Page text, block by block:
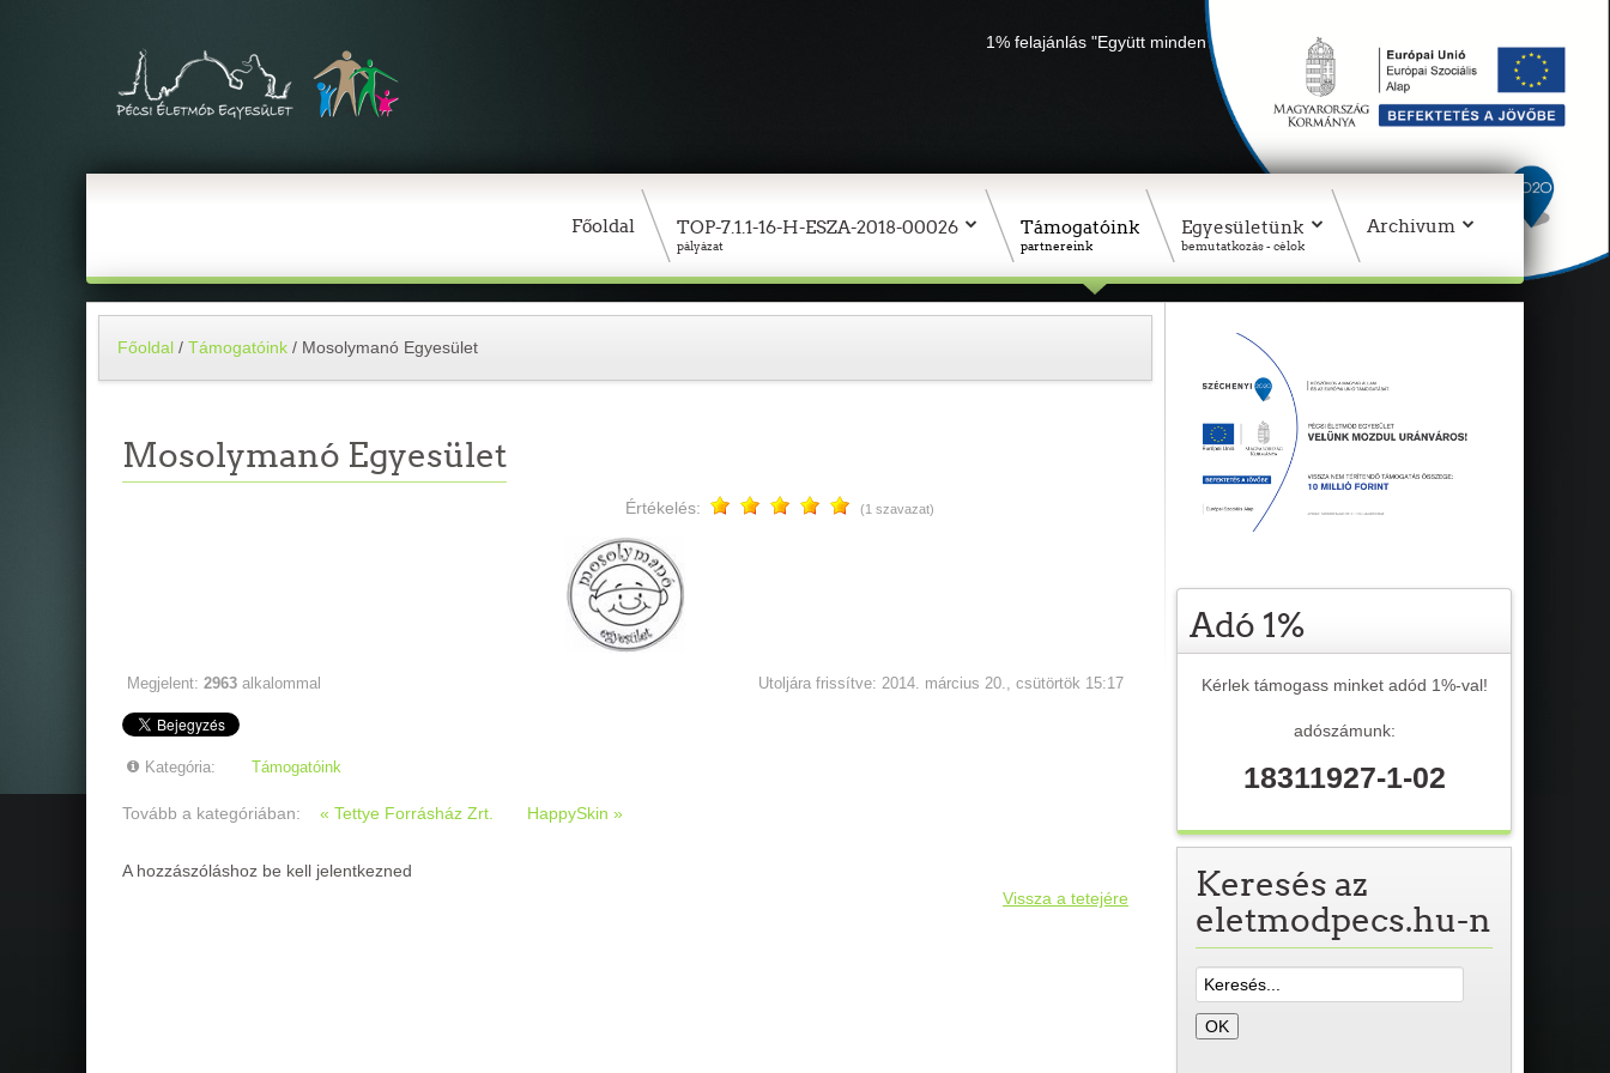
1% felajánlás "Együtt minden sikerül" Adószámunk: 18311927-1-02
Főoldal TOP-7.1.1-16-H-ESZA-2018-00026
pályázat
Támogatóink
partnereink
Egyesületünk
bemutatkozás - célok
Archivum
Főoldal / Támogatóink / Mosolymanó Egyesület
Mosolymanó Egyesület
Értékelés: (1 szavazat)
Megjelent: 2963 alkalommal Utoljára frissítve: 2014. március 20., csütörtök 15:17
Kategória: Támogatóink
Tovább a kategóriában: « Tettye Forrásház Zrt. HappySkin »
A hozzászóláshoz be kell jelentkezned
Vissza a tetejére
Adó 1%
Kérlek támogass minket adód 1%-val!
adószámunk:
18311927-1-02
Keresés az
eletmodpecs.hu-n